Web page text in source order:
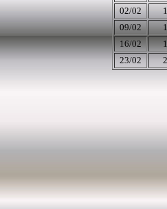
02/02
09/02
16/02
23/02